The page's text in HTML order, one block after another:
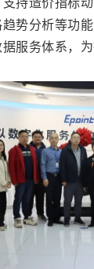
势分析等功
服务体系，